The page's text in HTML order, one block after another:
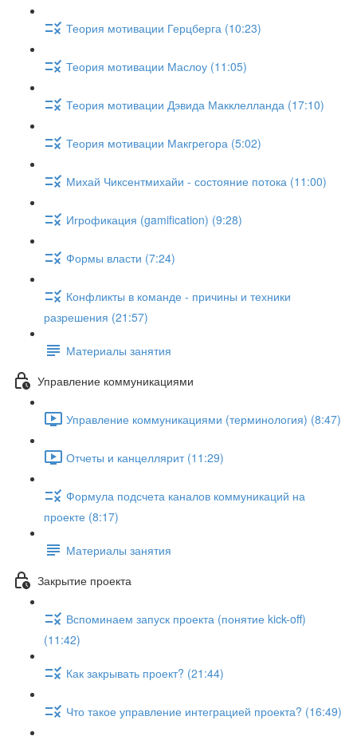
Теория мотивации Герцберга (10:23)
Теория мотивации Маслоу (11:05)
Теория мотивации Дэвида Макклелланда (17:10)
Теория мотивации Макгрегора (5:02)
Михай Чиксентмихайи - состояние потока (11:00)
Игрофикация (gamification) (9:28)
Формы власти (7:24)
Конфликты в команде - причины и техники
разрешения (21:57)
Материалы занятия
Управление коммуникациями
Управление коммуникациями (терминология) (8:47)
Отчеты и канцеллярит (11:29)
Формула подсчета каналов коммуникаций на
проекте (8:17)
Материалы занятия
Закрытие проекта
Вспоминаем запуск проекта (понятие kick-off)
(11:42)
Как закрывать проект? (21:44)
Что такое управление интеграцией проекта? (16:49)